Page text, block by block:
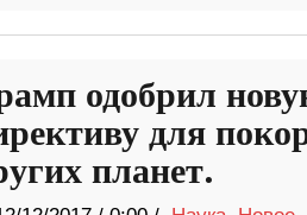
одобрил
для
планет.